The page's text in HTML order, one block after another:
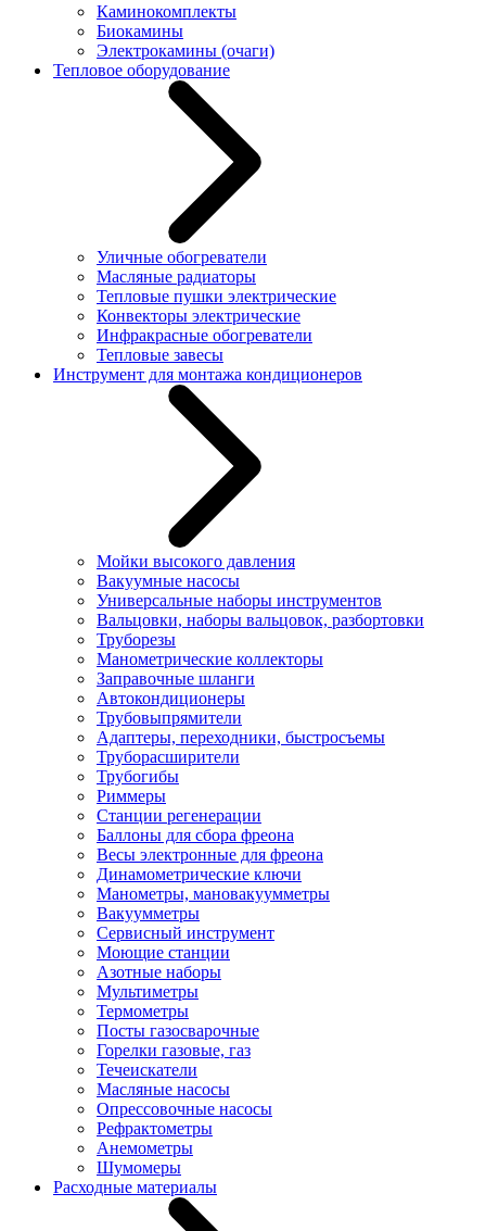
Каминокомплекты
Биокамины
Электрокамины (очаги)
Тепловое оборудование
Уличные обогреватели
Масляные радиаторы
Тепловые пушки электрические
Конвекторы электрические
Инфракрасные обогреватели
Тепловые завесы
Инструмент для монтажа кондиционеров
Мойки высокого давления
Вакуумные насосы
Универсальные наборы инструментов
Вальцовки, наборы вальцовок, разбортовки
Труборезы
Манометрические коллекторы
Заправочные шланги
Автокондиционеры
Трубовыпрямители
Адаптеры, переходники, быстросъемы
Труборасширители
Трубогибы
Риммеры
Станции регенерации
Баллоны для сбора фреона
Весы электронные для фреона
Динамометрические ключи
Манометры, мановакуумметры
Вакуумметры
Сервисный инструмент
Моющие станции
Азотные наборы
Мультиметры
Термометры
Посты газосварочные
Горелки газовые, газ
Течеискатели
Масляные насосы
Опрессовочные насосы
Рефрактометры
Анемометры
Шумомеры
Расходные материалы